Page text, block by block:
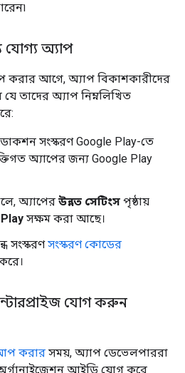
যোগ্য অ্যাপ
করার আগে, অ্যাপ বিকাশকারীদের
তাদের অ্যাপ নিম্নলিখিত
সংস্করণ Google Play-তে
অ্যাপের জন্য Google Play
অ্যাপের উন্নত সেটিংস পৃষ্ঠায়
সক্ষম করা আছে।
সংস্করণসংস্করণ কোডের
যোগ করুন
করার সময়, অ্যাপ ডেভেলপাররা
অর্গানাইজেশন আইডি যোগ করে